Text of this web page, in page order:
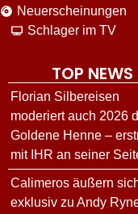
Neuerscheinungen
Schlager im TV
TOP NEWS
Florian Silbereisen
moderiert auch 2026
Goldene Henne –
mit IHR an seiner
Calimeros äußern
exklusiv zu Andy